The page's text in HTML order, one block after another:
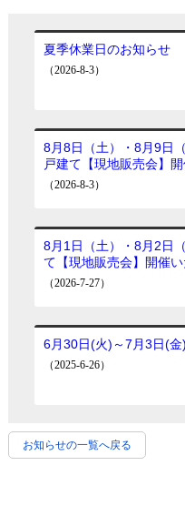
お知らせの一覧へ戻る